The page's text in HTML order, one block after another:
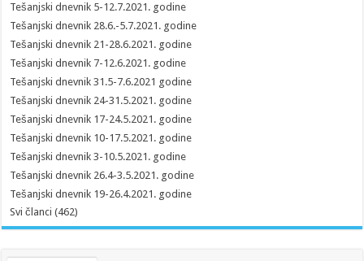
Tešanjski dnevnik 5-12.7.2021. godine
Tešanjski dnevnik 28.6.-5.7.2021. godine
Tešanjski dnevnik 21-28.6.2021. godine
Tešanjski dnevnik 7-12.6.2021. godine
Tešanjski dnevnik 31.5-7.6.2021 godine
Tešanjski dnevnik 24-31.5.2021. godine
Tešanjski dnevnik 17-24.5.2021. godine
Tešanjski dnevnik 10-17.5.2021. godine
Tešanjski dnevnik 3-10.5.2021. godine
Tešanjski dnevnik 26.4-3.5.2021. godine
Tešanjski dnevnik 19-26.4.2021. godine
Svi članci (462)